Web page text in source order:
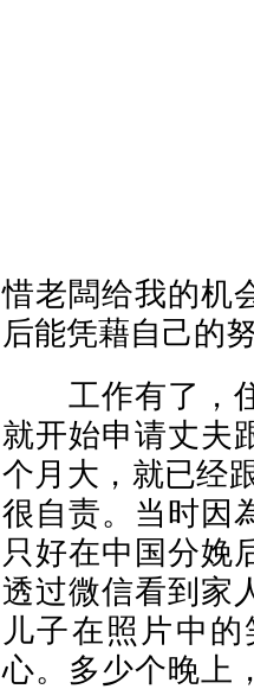
惜老闆给我的机
后能凭藉自己的
工作有了，住
就开始申请丈夫
个月大，就已经
很自责。当时因
只好在中国分娩
透过微信看到家
儿子在照片中
心。多少个晚上